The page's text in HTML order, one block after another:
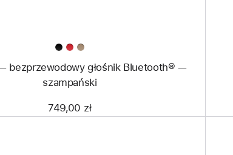
bezprzewodowy głośnik Bluetooth® —
szampański
749,00 zł